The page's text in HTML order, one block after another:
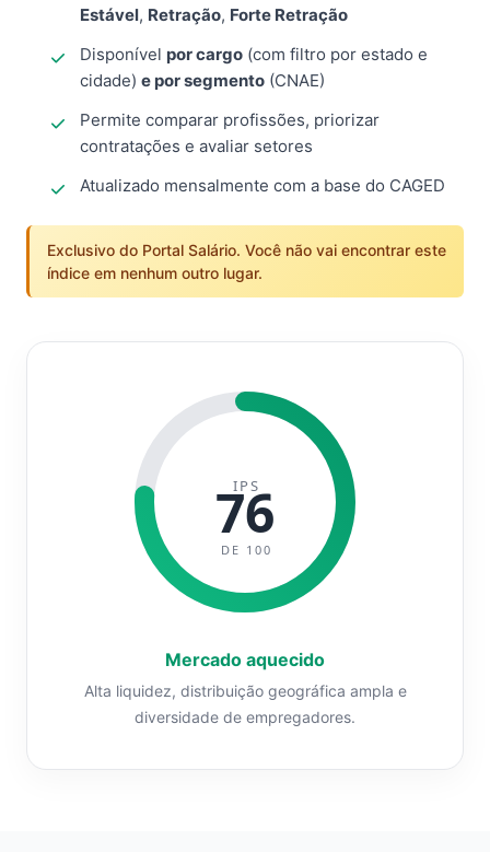
Estável, Retração, Forte Retração
Disponível por cargo (com filtro por estado e
cidade) e por segmento (CNAE)
Permite comparar profissões, priorizar
contratações e avaliar setores
Atualizado mensalmente com a base do CAGED
Exclusivo do Portal Salário. Você não vai encontrar este
índice em nenhum outro lugar.
IPS
76
DE 100
Mercado aquecido
Alta liquidez, distribuição geográfica ampla e
diversidade de empregadores.